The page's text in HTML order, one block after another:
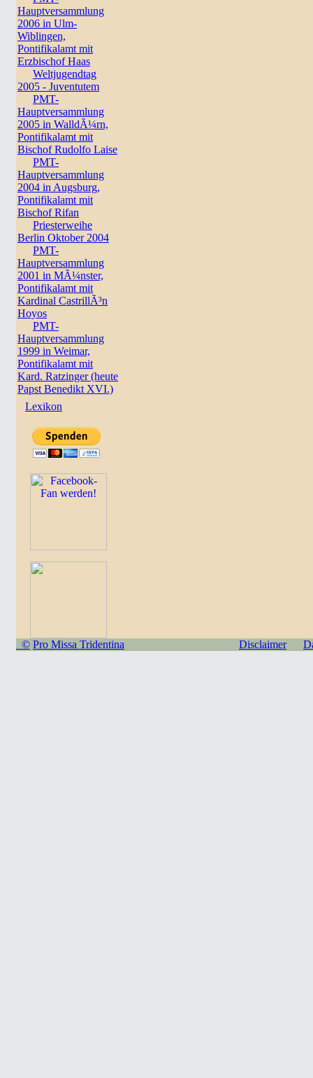
Hauptversammlung
2006 in Ulm-
Wiblingen,
Pontifikalamt mit
Erzbischof Haas
Weltjugendtag
2005 - Juventutem
PMT-
Hauptversammlung
2005 in WalldÃ¼rn,
Pontifikalamt mit
Bischof Rudolfo Laise
PMT-
Hauptversammlung
2004 in Augsburg,
Pontifikalamt mit
Bischof Rifan
Priesterweihe
Berlin Oktober 2004
PMT-
Hauptversammlung
2001 in MÃ¼nster,
Pontifikalamt mit
Kardinal CastrillÃ³n
Hoyos
PMT-
Hauptversammlung
1999 in Weimar,
Pontifikalamt mit
Kard. Ratzinger (heute
Papst Benedikt XVI.)
Lexikon
© Pro Missa Tridentina Disclaimer